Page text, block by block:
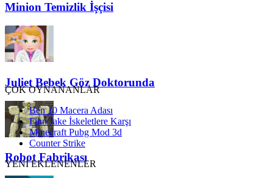
Minion Temizlik İşçisi
Juliet Bebek Göz Doktorunda
Robot Fabrikası
ÇOK OYNANANLAR
Ben 10 Macera Adası
Finn Jake İskeletlere Karşı
Minecraft Pubg Mod 3d
Counter Strike
YENİ EKLENENLER